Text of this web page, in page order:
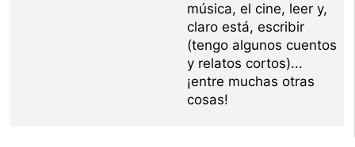
música, el cine, leer y,
claro está, escribir
(tengo algunos cuentos
y relatos cortos)...
¡entre muchas otras
cosas!